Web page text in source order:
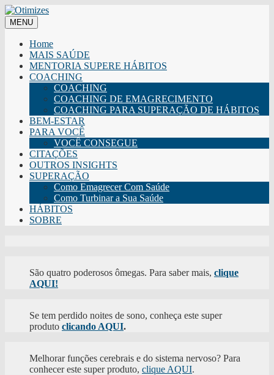
MENU
Home
MAIS SAÚDE
MENTORIA SUPERE HÁBITOS
COACHING
COACHING
COACHING DE EMAGRECIMENTO
COACHING PARA SUPERAÇÃO DE HÁBITOS
BEM-ESTAR
PARA VOCÊ
VOCÊ CONSEGUE
CITAÇÕES
OUTROS INSIGHTS
SUPERAÇÃO
Como Emagrecer Com Saúde
Como Turbinar a Sua Saúde
HÁBITOS
SOBRE
São quatro poderosos ômegas. Para saber mais, clique
AQUI!
Se tem perdido noites de sono, conheça este super
produto clicando AQUI.
Melhorar funções cerebrais e do sistema nervoso? Para
conhecer este super produto, clique AQUI.